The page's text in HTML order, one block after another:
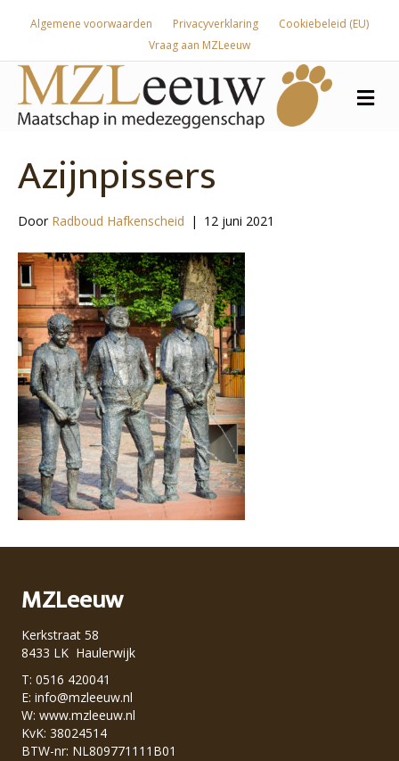
Algemene voorwaarden Privacyverklaring
Cookiebeleid (EU)
Vraag aan MZLeeuw
Azijnpissers
Door Radboud Hafkenscheid | 12 juni 2021
MZLeeuw
Kerkstraat 58
8433 LK Haulerwijk
T: 0516 420041
E: info@mzleeuw.nl
W: www.mzleeuw.nl
KvK: 38024514
BTW-nr: NL809771111B01